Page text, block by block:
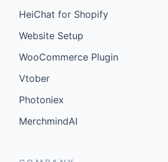
HeiChat for Shopify
Website Setup
WooCommerce Plugin
Vtober
Photoniex
MerchmindAI